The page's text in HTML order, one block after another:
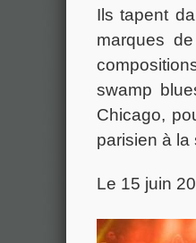
Ils tapent
marques
swamp
Chicago,
parisien à
Le 15 juin